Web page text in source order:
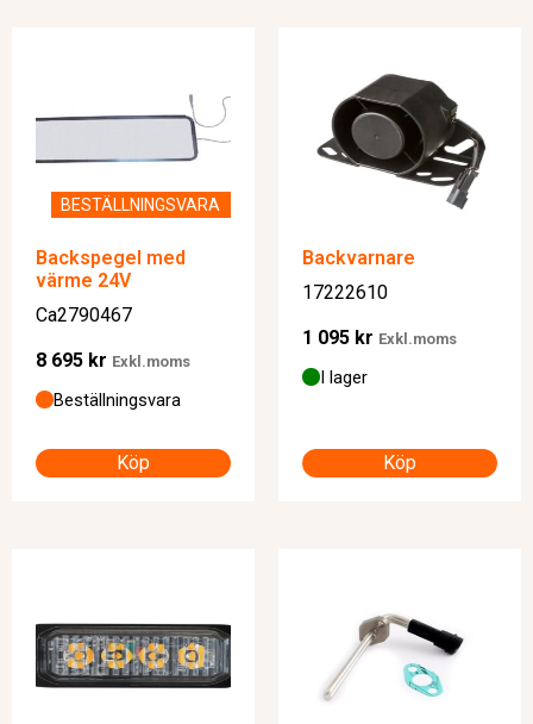
BESTÄLLNINGSVARA
Backspegel med
värme 24V
Ca2790467
8 695 kr Exkl.moms
Beställningsvara
Köp
Backvarnare
17222610
1 095 kr Exkl.moms
I lager
Köp